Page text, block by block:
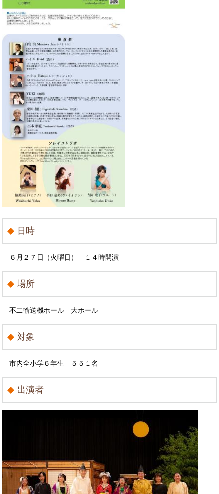
日時
６月２７日（火曜日） １４時開演
場所
不二輸送機ホール 大ホール
対象
市内全小学６年生 ５５１名
出演者